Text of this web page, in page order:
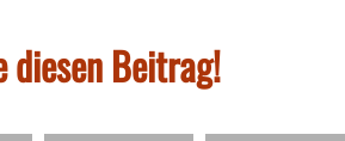
diesen Beitrag!